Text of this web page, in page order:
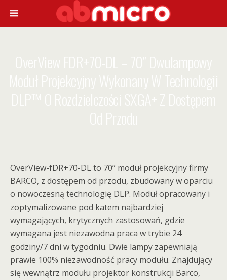
OverView-fDR+70-DL to 70” moduł projekcyjny firmy
BARCO, z dostępem od przodu, zbudowany w oparciu
o nowoczesną technologię DLP. Moduł opracowany i
zoptymalizowane pod katem najbardziej
wymagających, krytycznych zastosowań, gdzie
wymagana jest niezawodna praca w trybie 24
godziny/7 dni w tygodniu. Dwie lampy zapewniają
prawie 100% niezawodność pracy modułu. Znajdujący
się wewnątrz modułu projektor konstrukcji Barco,